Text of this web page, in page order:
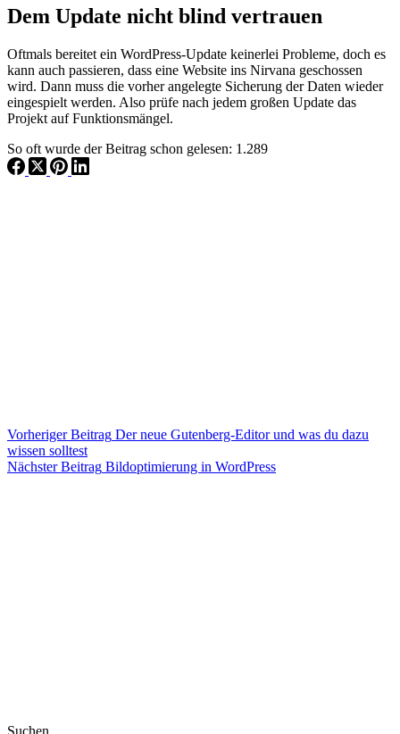
Dem Update nicht blind vertrauen
Oftmals bereitet ein WordPress-Update keinerlei Probleme, doch es
kann auch passieren, dass eine Website ins Nirvana geschossen
wird. Dann muss die vorher angelegte Sicherung der Daten wieder
eingespielt werden. Also prüfe nach jedem großen Update das
Projekt auf Funktionsmängel.
So oft wurde der Beitrag schon gelesen: 1.289
VorherigerBeitrag Der neue Gutenberg-Editor und was du dazu
wissen solltest
NächsterBeitrag Bildoptimierung in WordPress
Suchen